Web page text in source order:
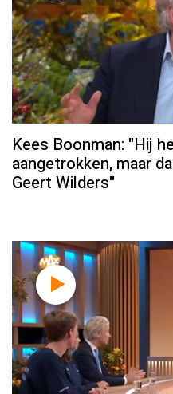
Kees Boonman: "Hij
aangetrokken, maar
Geert Wilders"